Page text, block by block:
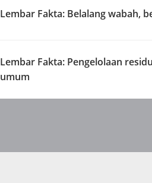
Lembar Fakta: Belalang wabah,
Lembar Fakta: Pengelolaan
umum